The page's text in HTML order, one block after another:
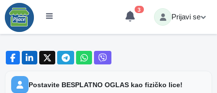
3
Prijavi se
Postavite BESPLATNO OGLAS kao fizičko lice!